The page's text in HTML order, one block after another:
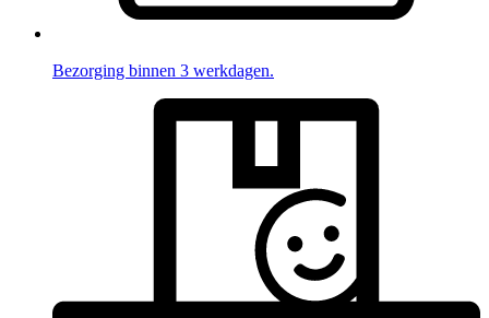
Bezorging binnen 3 werkdagen.